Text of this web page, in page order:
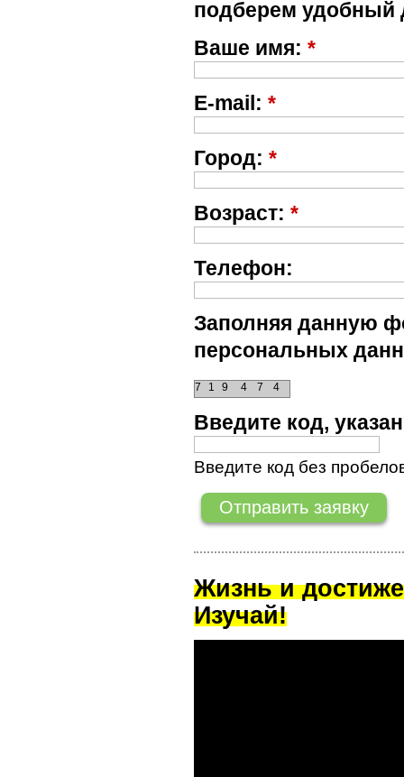
подберем удобный
Ваше имя: *
E-mail: *
Город: *
Возраст: *
Телефон:
Заполняя данную
персональных
7 7
4
1 9 4
Введите код,
Введите код без
Жизнь и
Изучай!